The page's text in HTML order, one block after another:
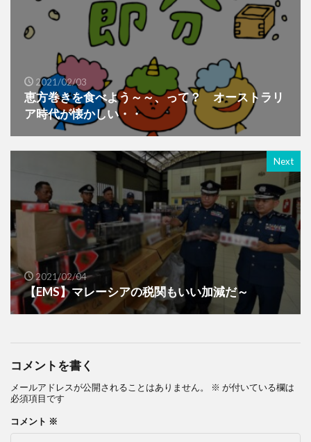
2021/02/03
恵方巻きを食べよう～～、って？ オーストラリ
ア時代が懐かしい・・
Next
2021/02/04
【EMS】マレーシアの税関もいい加減だ～
コメントを書く
メールアドレスが公開されることはありません。 ※ が付いている欄は
必須項目です
コメント ※